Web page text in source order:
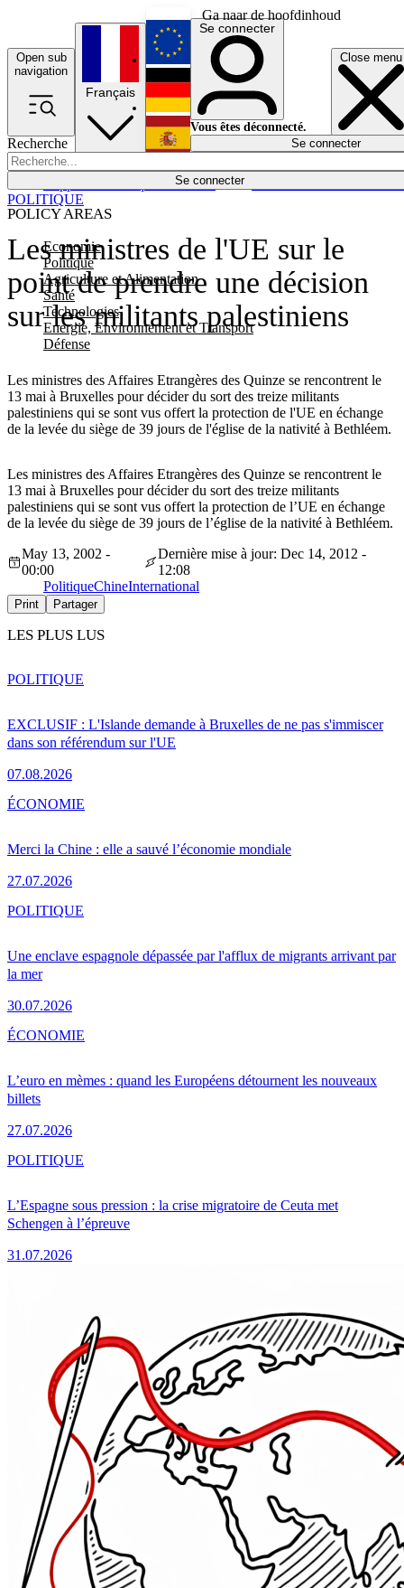
Ga naar de hoofdinhoud
Open sub
navigation
Close menu
Recherche
Se connecter
POLICY AREAS
Economie
Politique
Agriculture et Alimentation
Santé
Technologies
Energie, Environnement et Transport
Défense
Économie
Français
English
Deutsch
Español
Se connecter
Vous êtes déconnecté.
Se connecter
Les ministres de l'UE sur le
point de prendre une décision
sur les militants palestiniens
Les ministres des Affaires Etrangères des Quinze se rencontrent le
13 mai à Bruxelles pour décider du sort des treize militants
palestiniens qui se sont vus offert la protection de l'UE en échange
de la levée du siège de 39 jours de l'église de la nativité à Bethléem.
POLITIQUE
Les ministres des Affaires Etrangères des Quinze se rencontrent le
13 mai à Bruxelles pour décider du sort des treize militants
palestiniens qui se sont vus offert la protection de l’UE en échange
de la levée du siège de 39 jours de l’église de la nativité à Bethléem.
May 13, 2002 -
00:00
Dernière mise à jour: Dec 14, 2012 -
12:08
PolitiqueChineInternational
Print Partager
LES PLUS LUS
EXCLUSIF : L'Islande demande à Bruxelles de ne pas s'immiscer
dans son référendum sur l'UE
07.08.2026
POLITIQUE
Merci la Chine : elle a sauvé l’économie mondiale
27.07.2026
ÉCONOMIE
Une enclave espagnole dépassée par l'afflux de migrants arrivant par
la mer
30.07.2026
POLITIQUE
L’euro en mèmes : quand les Européens détournent les nouveaux
billets
27.07.2026
ÉCONOMIE
L’Espagne sous pression : la crise migratoire de Ceuta met
Schengen à l’épreuve
31.07.2026
POLITIQUE